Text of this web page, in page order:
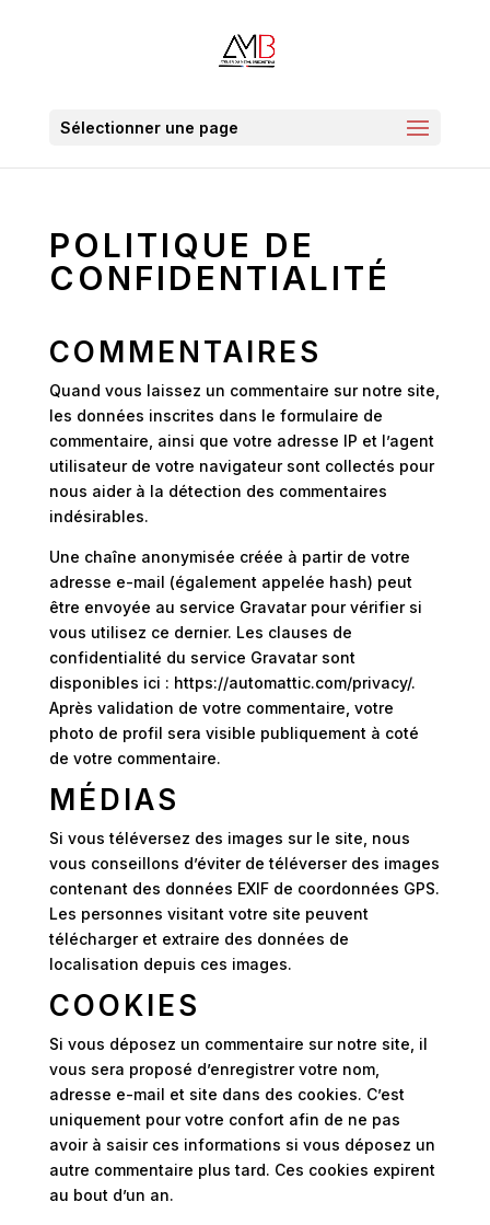
Sélectionner une page
POLITIQUE DE
CONFIDENTIALITÉ
COMMENTAIRES
Quand vous laissez un commentaire sur notre site,
les données inscrites dans le formulaire de
commentaire, ainsi que votre adresse IP et l’agent
utilisateur de votre navigateur sont collectés pour
nous aider à la détection des commentaires
indésirables.
Une chaîne anonymisée créée à partir de votre
adresse e-mail (également appelée hash) peut
être envoyée au service Gravatar pour vérifier si
vous utilisez ce dernier. Les clauses de
confidentialité du service Gravatar sont
disponibles ici : https://automattic.com/privacy/.
Après validation de votre commentaire, votre
photo de profil sera visible publiquement à coté
de votre commentaire.
MÉDIAS
Si vous téléversez des images sur le site, nous
vous conseillons d’éviter de téléverser des images
contenant des données EXIF de coordonnées GPS.
Les personnes visitant votre site peuvent
télécharger et extraire des données de
localisation depuis ces images.
COOKIES
Si vous déposez un commentaire sur notre site, il
vous sera proposé d’enregistrer votre nom,
adresse e-mail et site dans des cookies. C’est
uniquement pour votre confort afin de ne pas
avoir à saisir ces informations si vous déposez un
autre commentaire plus tard. Ces cookies expirent
au bout d’un an.